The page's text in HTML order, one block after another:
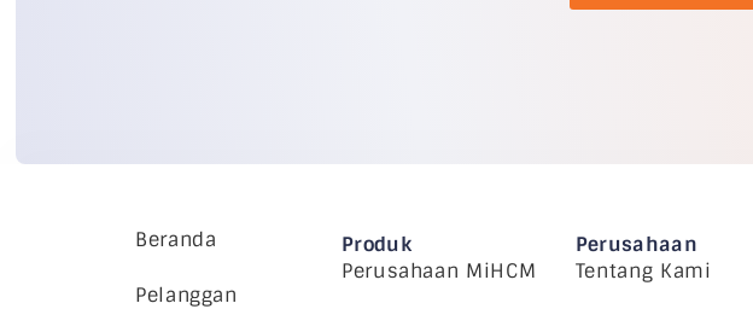
Beranda
Pelanggan
Produk
Perusahaan MiHCM
Perusahaan
Tentang Kami